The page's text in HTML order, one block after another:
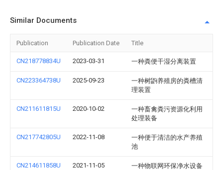
Similar Documents
Publication Publication Date Title
CN218778834U 2023-03-31 一种粪便干湿分离装置
CN223364738U 2025-09-23
一种树鼩养殖房的粪槽清
理装置
CN211611815U 2020-10-02
一种畜禽粪污资源化利用
处理装备
CN217742805U 2022-11-08
一种便于清洁的水产养殖
池
CN214611858U 2021-11-05 一种物联网环保净水设备